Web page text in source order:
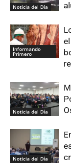
Noticia del Día
Informando
Primero
Noticia del Día
Noticia del Día